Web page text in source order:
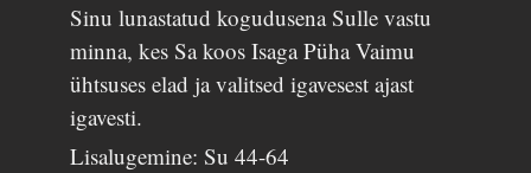
Sinu lunastatud kogudusena Sulle vastu
minna, kes Sa koos Isaga Püha Vaimu
ühtsuses elad ja valitsed igavesest ajast
igavesti.
Lisalugemine: Su 44-64